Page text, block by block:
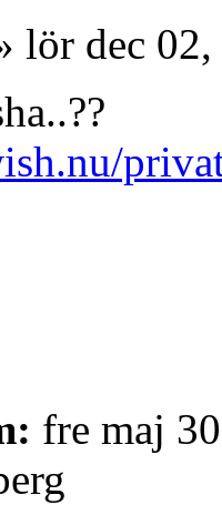
lör dec
fre maj